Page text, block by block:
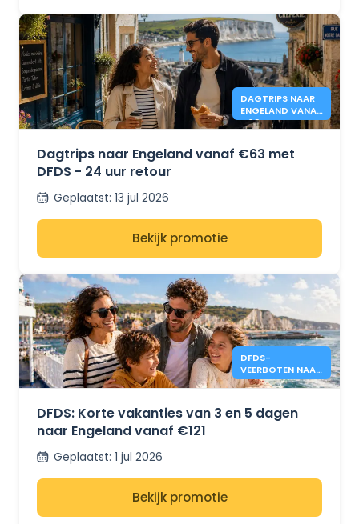
DAGTRIPS NAAR
ENGELAND VANAF
€63 - DFDS
Dagtrips naar Engeland vanaf €63 met
DFDS - 24 uur retour
Geplaatst: 13 jul 2026
Bekijk promotie
DFDS-
VEERBOTEN NAAR
ENGELAND VANAF
DFDS: Korte vakanties van 3 en 5 dagen
naar Engeland vanaf €121
Geplaatst: 1 jul 2026
Bekijk promotie